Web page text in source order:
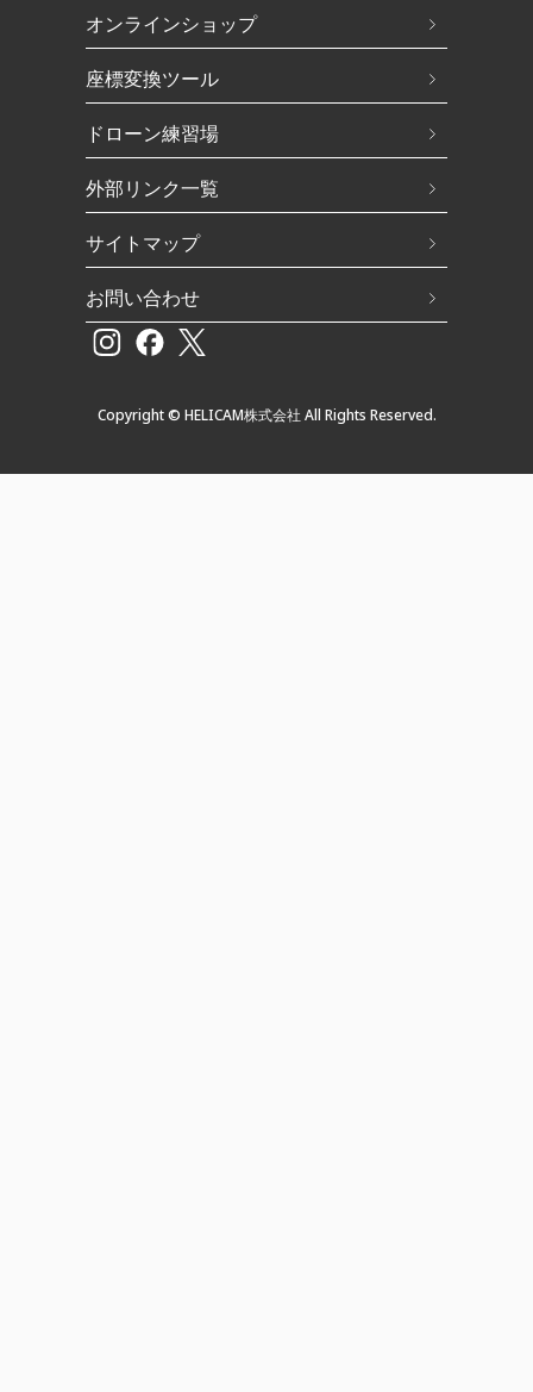
オンラインショップ
座標変換ツール
ドローン練習場
外部リンク一覧
サイトマップ
お問い合わせ
Copyright © HELICAM株式会社 All Rights Reserved.